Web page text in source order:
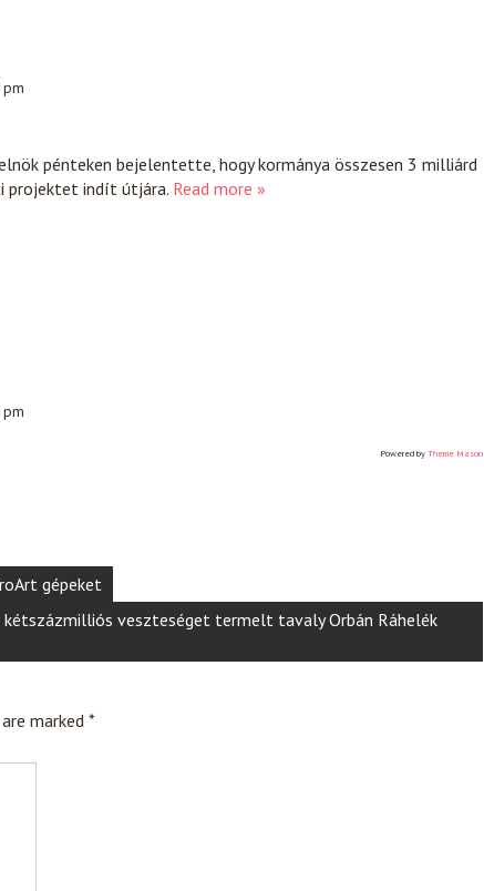
pm
pénteken bejelentette, hogy kormánya összesen 3 milliárd
projektet indít útjára. Read more »
pm
Powered by Theme Mason
gépeket
veszteséget termelt tavaly Orbán Ráhelék
marked *